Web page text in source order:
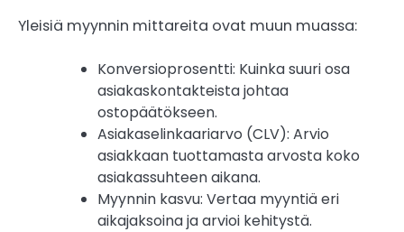
Yleisiä myynnin mittareita ovat muun muassa:
Konversioprosentti: Kuinka suuri osa
asiakaskontakteista johtaa
ostopäätökseen.
Asiakaselinkaariarvo (CLV): Arvio
asiakkaan tuottamasta arvosta koko
asiakassuhteen aikana.
Myynnin kasvu: Vertaa myyntiä eri
aikajaksoina ja arvioi kehitystä.